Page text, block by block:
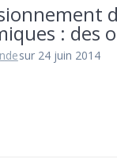
: des
sur 24 juin 2014